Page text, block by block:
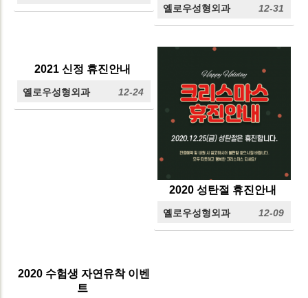
옐로우성형외과 12-31
2021 신정 휴진안내
옐로우성형외과 12-24
2020 성탄절 휴진안내
옐로우성형외과 12-09
2020 수험생 자연유착 이벤
트